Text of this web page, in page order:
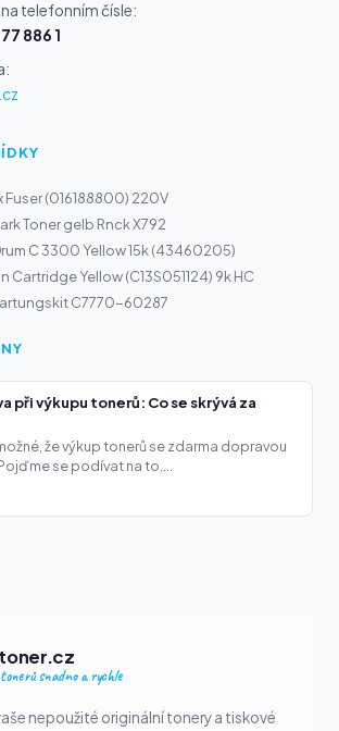
telefonním čísle:
886 1
Fuser (016188800) 220V
Toner gelb Rnck X792
C 3300 Yellow 15k (43460205)
Cartridge Yellow (C13S051124) 9k HC
C7770-60287
při výkupu tonerů: Co se skrývá za
že výkup tonerů se zdarma dopravou
se podívat na to,...
snadno a rychle
nepoužité originální tonery a tiskové